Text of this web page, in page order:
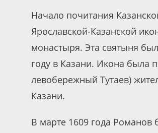
Начало почитания
Ярославской-Казанской
монастыря. Эта святыня
году в Казани. Икона была
левобережный Тутаев)
Казани.
В марте 1609 года Романов